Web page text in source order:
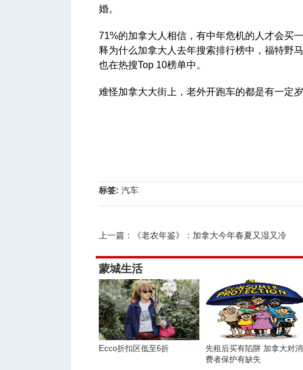
婚。
71%的加拿大人相信，有中年危机的人才会买
释为什么加拿大人去年搜索排行榜中，福特野
也在热搜Top 10榜单中。
难怪加拿大大街上，老外开跑车的都是有一定
标签: 汽车
上一篇：
《老农年鉴》：加拿大今年春夏又湿又冷
蒙城生活
Ecco折扣区低至6折
先租后买有陷阱 加拿大对消
费者保护有缺失